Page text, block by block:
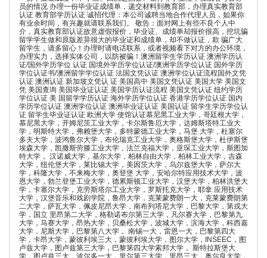
员的情况 办理一份毕业证成绩单，递交材料到教育部，办理真实教育部
认证 教育部学历认证 诚招代理：本公司诚聘当地合作代理人员，如果你
有业余时间，有兴趣就请联系我们。 敬告：面对网上有些不良个人中
介，真实教育部认证故意虚假报价，毕业证、成绩单却报价很高，挖坑骗
留学学生做和原版差异很大的毕业证和成绩单，却不做认证，欺 骗广大
留学生，请多留心！办理时请电话联系，或者视频看下对方的办公环境，
办理实力，选择实体公司，以防被骗！澳洲留学生学历认证 澳洲学历认
证/国外学历学位 认证 国境外学历学位认证/澳洲学历学位认证 国外学历
学位认证书/澳洲留学学位认证 法国文凭认证 澳洲学位认证流程国外文凭
认证 澳洲认证 新加坡文凭认 证 美国高中 美国文凭认证 美国大学 美国文
凭 美国查询 美国毕业证认证 美国学历认证流程 美国文凭认证 纽约学历
学位认证 美 国留学学历认证 海外学历学位认证 香港学历学位认证 国内
学历学位认证 澳洲学位认证 澳洲毕业证认证 美国认证 留学生学历学位认
证 留学生毕业证认证 欧洲大学 使馆认证慕尼黑工业大学，哥廷根大学，
慕尼黑大学，开姆尼茨工业大学，卡尔斯鲁厄大学，达姆斯塔特工业大
学，明斯特大学，弗赖堡大学，多特蒙德工业大学，马堡 大学，杜塞尔
多夫大学，波鸿鲁尔大学，布伦瑞克工业大学，奥格斯堡大学，杜伊斯堡
埃森大学，凯撒斯劳滕工业大学，法兰克福大学，亚琛工业大学，斯图加
特大学， 汉诺威大学，基尔大学，柏林自由大学，柏林工业大学，吉森
大学，纽伦堡大学，莱比锡大学，美因茨大学，乌尔兹堡大学，萨尔大
学，科隆大学，不来梅大学，奥登堡 大学，安哈尔特应用技术大学，波
恩大学，勃兰登堡工业大学，德累斯顿工业大学，汉堡大学，柏林洪堡大
学，卡塞尔大学，克劳斯塔尔工业大学，罗斯托克大学，耶拿 应用技术
大学，汉堡音乐和戏剧学院，鲁昂大学，克莱蒙费朗一大，克莱蒙费朗第
二大学，萨瓦大学，佩皮尼昂大学，南布列塔尼大学，巴黎大学，第戎大
学，国立 里昂第二大学，格勒诺布尔第三大学，凡尔赛大学，巴黎第九
大学，马赛大学，昂热大学，贝桑松大学，波城大学，滨海大学，科西嘉
大学，尼斯大学，巴黎第八大学， 南锡一大，雷恩一大，巴黎第四大
学，卡昂大学，蒙彼利埃三大，蒙彼利埃大学，图尔大学，INSEEC，图
卢兹大学，图卢兹第三大学，巴黎第四大学索邦大学， 斯特拉斯堡大